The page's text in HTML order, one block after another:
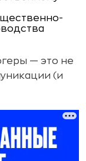
— это не
(и